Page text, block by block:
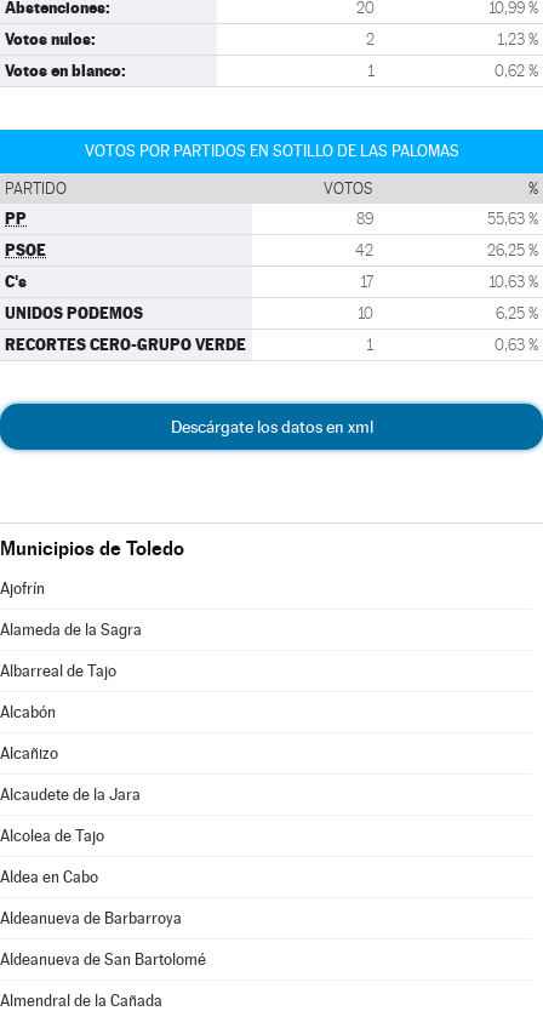
Abstenciones: 20 10,99 %
Votos nulos: 2 1,23 %
Votos en blanco: 1 0,62 %
VOTOS POR PARTIDOS EN SOTILLO DE LAS PALOMAS
PARTIDO VOTOS %
PP 89 55,63 %
PSOE 42 26,25 %
C's 17 10,63 %
UNIDOS PODEMOS 10 6,25 %
RECORTES CERO-GRUPO VERDE 1 0,63 %
Descárgate los datos en xml
Municipios de Toledo
Ajofrín
Alameda de la Sagra
Albarreal de Tajo
Alcabón
Alcañizo
Alcaudete de la Jara
Alcolea de Tajo
Aldea en Cabo
Aldeanueva de Barbarroya
Aldeanueva de San Bartolomé
Almendral de la Cañada